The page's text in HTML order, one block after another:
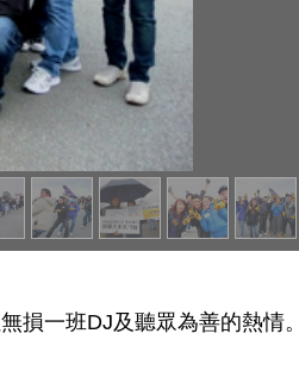
損一班DJ及聽眾為善的熱情